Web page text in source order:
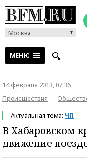
Москва
МЕНЮ
14 февраля 2013, 07:36
Происшествия
Актуальная тема: ЧП
В Хабаровском
движение